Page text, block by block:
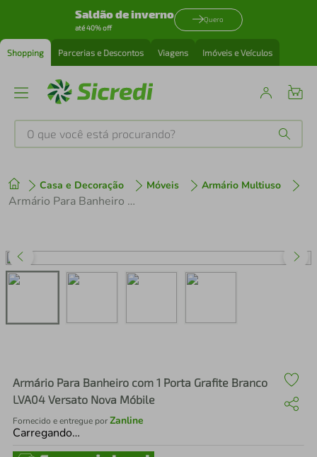
Saldão de inverno
até 40% off
Quero
Shopping Parcerias e Descontos Viagens Imóveis e Veículos
O que você está procurando?
Casa e Decoração Móveis Armário Multiuso
Armário Para Banheiro com 1 Porta Grafite Branco LVA04 Versato Nova Móbile
Armário Para Banheiro com 1 Porta Grafite Branco
LVA04 Versato Nova Móbile
Fornecido e entregue porZanline
Carregando…
1º tenis
perfume